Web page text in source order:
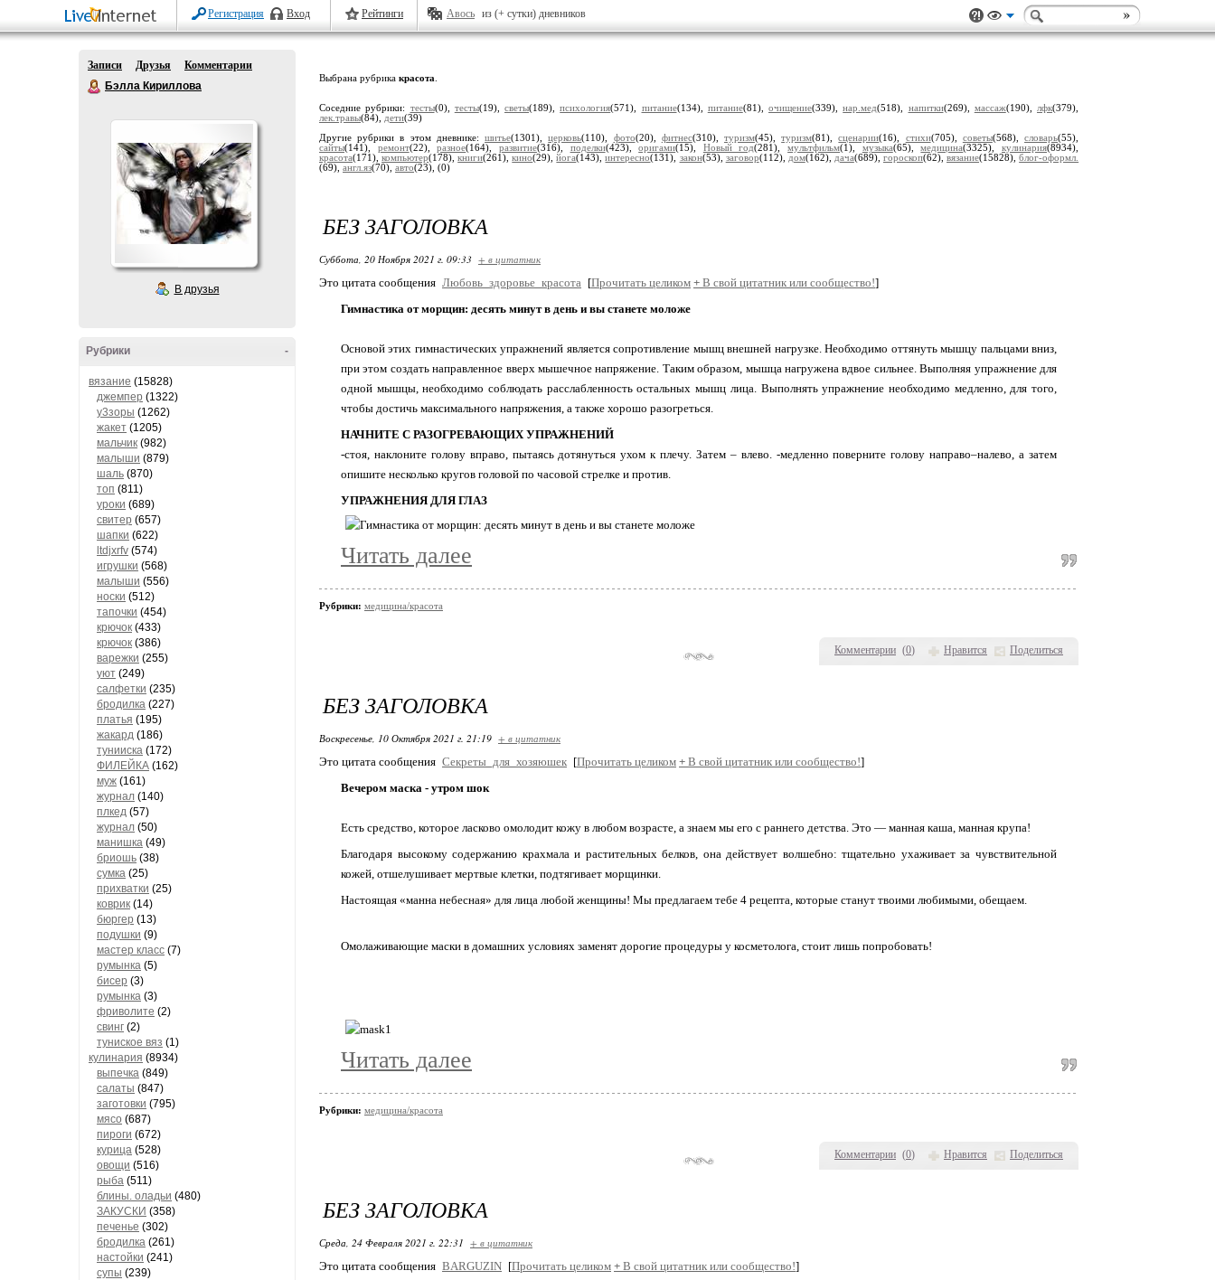
Регистрация Вход Рейтинги Авось из (+ сутки) дневников
Записи Друзья
Комментарии
Бэлла Кириллова
В друзья
-
Рубрики
вязание (15828)
джемпер (1322)
у3зоры (1262)
жакет (1205)
мальчик (982)
малыши (879)
шаль (870)
топ (811)
уроки (689)
свитер (657)
шапки (622)
ltdjxrfv (574)
игрушки (568)
малыши (556)
носки (512)
тапочки (454)
крючок (433)
крючок (386)
варежки (255)
уют (249)
салфетки (235)
бродилка (227)
платья (195)
жакард (186)
тунииска (172)
ФИЛЕЙКА (162)
муж (161)
журнал (140)
плкед (57)
журнал (50)
манишка (49)
бриошь (38)
сумка (25)
прихватки (25)
коврик (14)
бюргер (13)
подушки (9)
мастер класс (7)
румынка (5)
бисер (3)
румынка (3)
фриволите (2)
свинг (2)
туниское вяз (1)
кулинария (8934)
выпечка (849)
салаты (847)
заготовки (795)
мясо (687)
пироги (672)
курица (528)
овощи (516)
рыба (511)
блины. оладьи (480)
ЗАКУСКИ (358)
печенье (302)
бродилка (261)
настойки (241)
супы (239)
Выбрана рубрика красота
Соседние рубрики: тесты(0), тесты(19), светы(189),психология(571), питание(134), питание(81), очищение(339),нар.мед(518), напитки(269), массаж(190), лфк(379),
лек.травы(84), дети(39)
Другие рубрики в этом дневнике:шитье(1301),церковь(110), фото(20), фитнес(310), туризм(45),туризм(81),сценарии(16), стихи(705), советы(568),словарь(55),
сайты(141), ремонт(22),разное(164), развитие(316), поделки(423),оригами(15), Новый год(281),мультфильм(1), музыка(65),медицина(3325),кулинария(8934),
красота(171),компьютер(178),книги(261),кино(29),йога(143),интересно(131), закон(53), заговор(112), дом(162), дача(689), гороскоп(62),вязание(15828),блог-оформл.
(69), англ.яз(70), авто(23), (0)
Комментарии (0) Нравится Поделиться
БЕЗ ЗАГОЛОВКА
Суббота, 20 Ноября 2021 г. 09:33 + в цитатник
Это цитата сообщения Любовь_здоровье_красота [Прочитать целиком + В свой цитатник или сообщество!]
Гимнастика от морщин: десять минут в день и вы станете моложе
Основой этих гимнастических упражнений является сопротивление мышц внешней нагрузке. Необходимо оттянуть мышцу пальцами вниз,
при этом создать направленное вверх мышечное напряжение. Таким образом, мышца нагружена вдвое сильнее. Выполняя упражнение для
одной мышцы, необходимо соблюдать расслабленность остальных мышц лица. Выполнять упражнение необходимо медленно, для того,
чтобы достичь максимального напряжения, а также хорошо разогреться.
НАЧНИТЕ С РАЗОГРЕВАЮЩИХ УПРАЖНЕНИЙ
-стоя, наклоните голову вправо, пытаясь дотянуться ухом к плечу. Затем – влево. -медленно поверните голову направо–налево, а затем
опишите несколько кругов головой по часовой стрелке и против.
УПРАЖНЕНИЯ ДЛЯ ГЛАЗ
Читать далее
Рубрики: медицина/красота
Комментарии (0) Нравится Поделиться
БЕЗ ЗАГОЛОВКА
Воскресенье, 10 Октября 2021 г. 21:19 + в цитатник
Это цитата сообщения Секреты_для_хозяюшек [Прочитать целиком + В свой цитатник или сообщество!]
Вечером маска - утром шок
Есть средство, которое ласково омолодит кожу в любом возрасте, а знаем мы его с раннего детства. Это — манная каша, манная крупа!
Благодаря высокому содержанию крахмала и растительных белков, она действует волшебно: тщательно ухаживает за чувствительной
кожей, отшелушивает мертвые клетки, подтягивает морщинки.
Настоящая «манна небесная» для лица любой женщины! Мы предлагаем тебе 4 рецепта, которые станут твоими любимыми, обещаем.
Омолаживающие маски в домашних условиях заменят дорогие процедуры у косметолога, стоит лишь попробовать!
Читать далее
Рубрики: медицина/красота
БЕЗ ЗАГОЛОВКА
Среда, 24 Февраля 2021 г. 22:31 + в цитатник
Это цитата сообщения BARGUZIN [Прочитать целиком + В свой цитатник или сообщество!]